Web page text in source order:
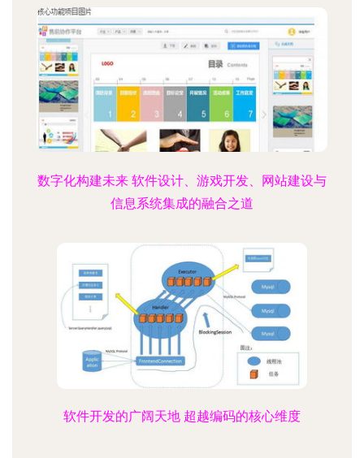
数字化构建未来 软件设计、游戏开发、网站建设与
信息系统集成的融合之道
软件开发的广阔天地 超越编码的核心维度